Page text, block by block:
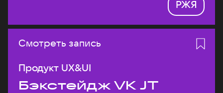
РЖЯ
Смотреть запись
Продукт UX&UI
Бэкстейдж VK JT